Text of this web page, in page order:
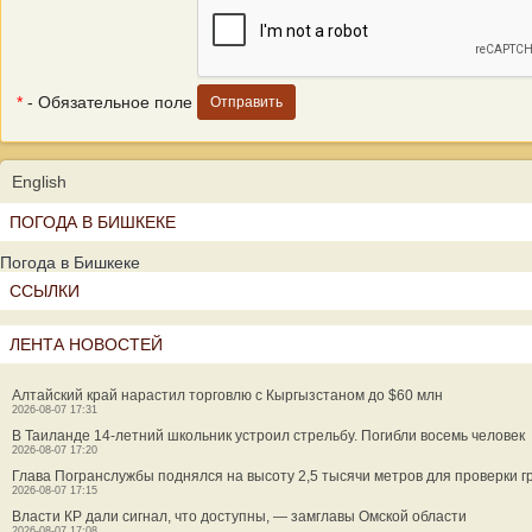
* - Обязательное поле
English
ПОГОДА В БИШКЕКЕ
Погода в Бишкеке
ССЫЛКИ
ЛЕНТА НОВОСТЕЙ
Алтайский край нарастил торговлю с Кыргызстаном до $60 млн
2026-08-07 17:31
В Таиланде 14-летний школьник устроил стрельбу. Погибли восемь человек
2026-08-07 17:20
Глава Погранслужбы поднялся на высоту 2,5 тысячи метров для проверки
2026-08-07 17:15
Власти КР дали сигнал, что доступны, — замглавы Омской области